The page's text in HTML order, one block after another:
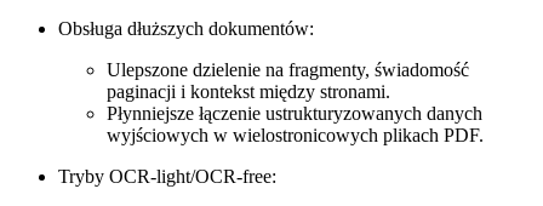
Obsługa dłuższych dokumentów:
Ulepszone dzielenie na fragmenty, świadomość
paginacji i kontekst między stronami.
Płynniejsze łączenie ustrukturyzowanych danych
wyjściowych w wielostronicowych plikach PDF.
Tryby OCR-light/OCR-free: